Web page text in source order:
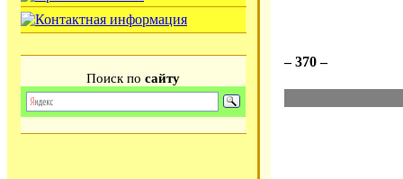
Поиск по сайту
– 370 –